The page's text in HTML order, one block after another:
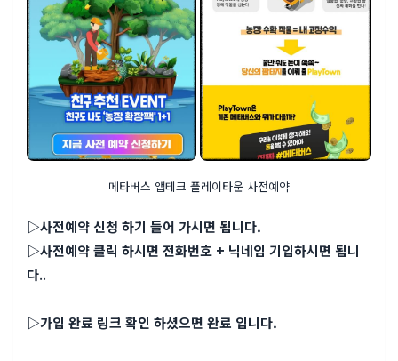
메타버스 앱테크 플레이타운 사전예약
▷사전예약 신청 하기 들어 가시면 됩니다.
▷사전예약 클릭 하시면 전화번호 + 닉네임 기입하시면 됩니
다..
▷가입 완료 링크 확인 하셨으면 완료 입니다.